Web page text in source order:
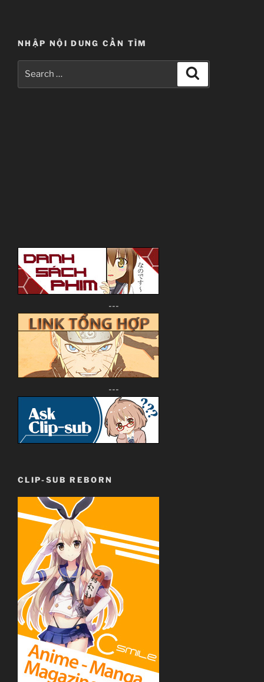
NHẬP NỘI DUNG CẦN TÌM
---
---
CLIP-SUB REBORN